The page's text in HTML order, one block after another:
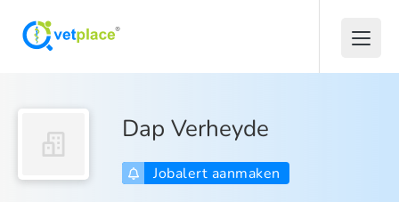
Dap Verheyde
Jobalert aanmaken